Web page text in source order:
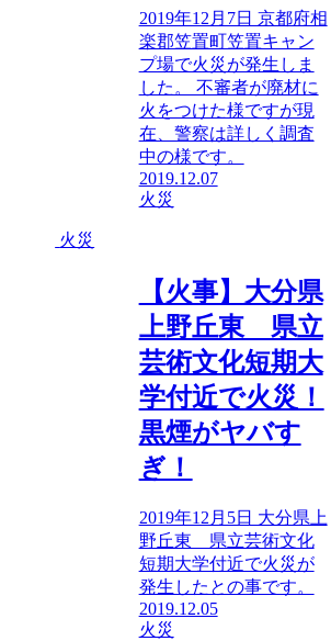
2019年12月7日 京都府相
楽郡笠置町笠置キャン
プ場で火災が発生しま
した。 不審者が廃材に
火をつけた様ですが現
在、警察は詳しく調査
中の様です。
2019.12.07
火災
火災
【火事】大分県
上野丘東 県立
芸術文化短期大
学付近で火災！
黒煙がヤバす
ぎ！
2019年12月5日 大分県上
野丘東 県立芸術文化
短期大学付近で火災が
発生したとの事です。
2019.12.05
火災